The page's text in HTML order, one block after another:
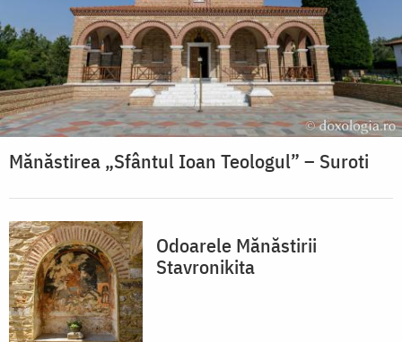
Mănăstirea „Sfântul Ioan Teologul” – Suroti
Odoarele Mănăstirii
Stavronikita